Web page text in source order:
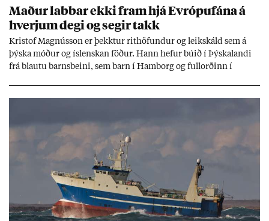
Mað­ur labb­ar ekki fram hjá Evr­ópuf­ána á
hverj­um degi og seg­ir takk
Kri­stof Magnús­son er þekkt­ur rit­höf­und­ur og leik­skáld sem á
þýska móð­ur og ís­lensk­an föð­ur. Hann hef­ur bú­ið í Þýskalandi
frá blautu barns­beini, sem barn í Ham­borg og full­orð­inn í